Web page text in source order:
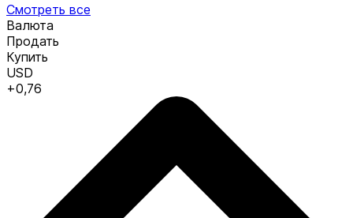
Смотреть все
Валюта
Продать
Купить
USD
+0,76